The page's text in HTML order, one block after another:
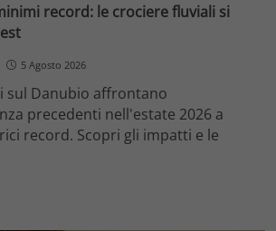
record: le crociere fluviali si
5 Agosto 2026
sul Danubio affrontano
precedenti nell'estate 2026 a
record. Scopri gli impatti e le